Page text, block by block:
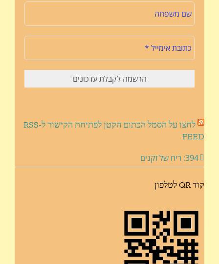
לחצו על הסמל הכתום הקטן לפתיחת הקישור ל-RSS
FEED
394: ריח של זקנים
קוד QR לטלפון